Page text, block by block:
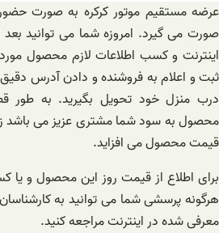
عرضه مستقیم موتور کرکره به صورت
صورت می گیرد. امروزه شما می توانید
اینترنت و کسب اطلاعات لازم محصول
ثبت و اعلام به فروشنده و دادن آدرس
درب منزل خود تحویل بگیرید. به طور
محصول به سود شما مشتری عزیز می باشد
قیمت محصول می افزاید.
برای اطلاع از قیمت روز این محصول و یا
هرگونه پرسشی شما می توانید به
معرفی شده در اینترنت مراجعه کنید.